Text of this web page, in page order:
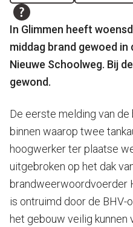
In Glimmen heeft
middag brand gewoed
Nieuwe Schoolweg. Bij
gewond.
De eerste melding van
binnen waarop twee
hoogwerker ter plaatse
uitgebroken op het dak
brandweerwoordvoerder
is ontruimd door de BHV-
het gebouw veilig kunnen